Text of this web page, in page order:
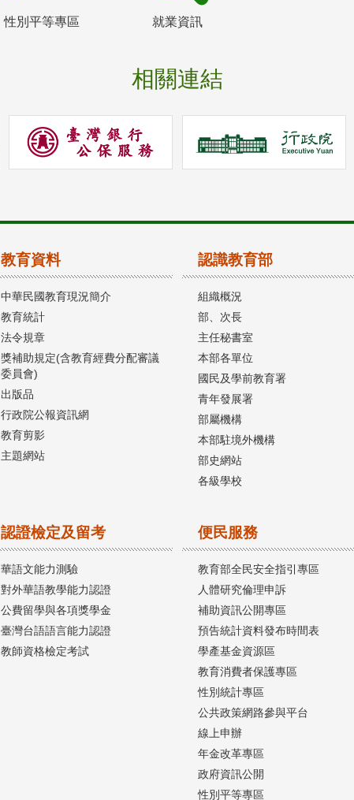
性別平等專區 就業資訊
相關連結
教育資料
中華民國教育現況簡介
教育統計
法令規章
獎補助規定(含教育經費分配審議
委員會)
出版品
行政院公報資訊網
教育剪影
主題網站
認識教育部
組織概況
部、次長
主任秘書室
本部各單位
國民及學前教育署
青年發展署
部屬機構
本部駐境外機構
部史網站
各級學校
認證檢定及留考
華語文能力測驗
對外華語教學能力認證
公費留學與各項獎學金
臺灣台語語言能力認證
教師資格檢定考試
便民服務
教育部全民安全指引專區
人體研究倫理申訴
補助資訊公開專區
預告統計資料發布時間表
學產基金資源區
教育消費者保護專區
性別統計專區
公共政策網路參與平台
線上申辦
年金改革專區
政府資訊公開
性別平等專區